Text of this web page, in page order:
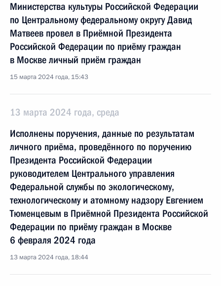
Министерства культуры Российской Федерации
по Центральному федеральному округу Давид
Матвеев провел в Приёмной Президента
Российской Федерации по приёму граждан
в Москве личный приём граждан
15 марта 2024 года, 15:43
13 марта 2024 года, среда
Исполнены поручения, данные по результатам
личного приёма, проведённого по поручению
Президента Российской Федерации
руководителем Центрального управления
Федеральной службы по экологическому,
технологическому и атомному надзору Евгением
Тюменцевым в Приёмной Президента Российской
Федерации по приёму граждан в Москве
6 февраля 2024 года
13 марта 2024 года, 18:44